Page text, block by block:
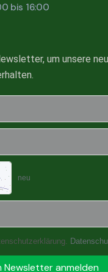
bis 16:00
um unsere
neu
Newsletter anmelden